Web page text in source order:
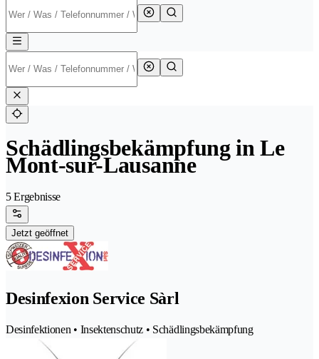
Schädlingsbekämpfung in Le
Mont-sur-Lausanne
5 Ergebnisse
Jetzt geöffnet
Desinfexion Service Sàrl
Desinfektionen • Insektenschutz • Schädlingsbekämpfung